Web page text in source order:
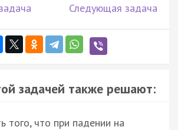
Следующая задача
задачей также решают:
того, что при падении на